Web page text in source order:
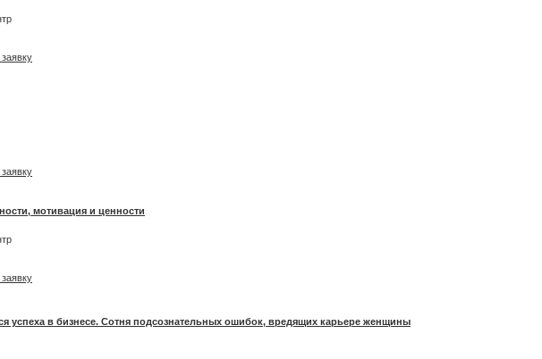
мотивация и ценности
успеха в бизнесе. Сотня подсознательных ошибок, вредящих карьере женщины